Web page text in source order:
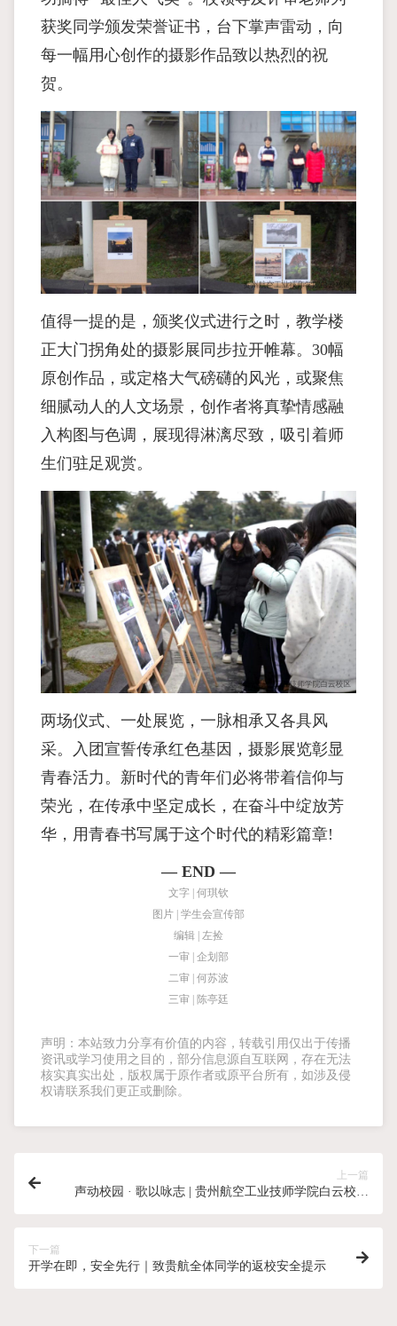
获奖同学颁发荣誉证书，台下掌声雷动，向
每一幅用心创作的摄影作品致以热烈的祝
贺。
值得一提的是，颁奖仪式进行之时，教学楼
正大门拐角处的摄影展同步拉开帷幕。30幅
原创作品，或定格大气磅礴的风光，或聚焦
细腻动人的人文场景，创作者将真挚情感融
入构图与色调，展现得淋漓尽致，吸引着师
生们驻足观赏。
两场仪式、一处展览，一脉相承又各具风
采。入团宣誓传承红色基因，摄影展览彰显
青春活力。新时代的青年们必将带着信仰与
荣光，在传承中坚定成长，在奋斗中绽放芳
华，用青春书写属于这个时代的精彩篇章!
— END —
文字 | 何琪钦
图片 | 学生会宣传部
编辑 | 左捡
一审 | 企划部
二审 | 何苏波
三审 | 陈亭廷
声明：本站致力分享有价值的内容，转载引用仅出于传播
资讯或学习使用之目的，部分信息源自互联网，存在无法
核实真实出处，版权属于原作者或原平台所有，如涉及侵
权请联系我们更正或删除。
上一篇
声动校园 · 歌以咏志 | 贵州航空工业技师学院白云校区
下一篇
开学在即，安全先行｜致贵航全体同学的返校安全提示